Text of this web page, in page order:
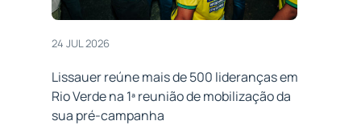
24 JUL 2026
Lissauer reúne mais de 500 lideranças em
Rio Verde na 1ª reunião de mobilização da
sua pré-campanha